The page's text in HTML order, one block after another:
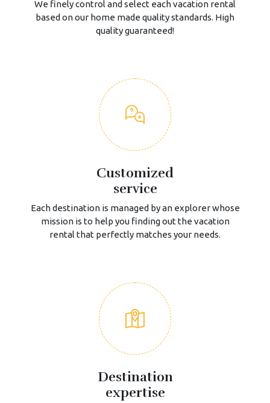
We finely control and select each vacation rental
based on our home made quality standards. High
quality guaranteed!
Customized
service
Each destination is managed by an explorer whose
mission is to help you finding out the vacation
rental that perfectly matches your needs.
Destination
expertise